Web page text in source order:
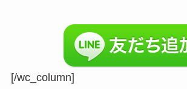
[/wc_column]